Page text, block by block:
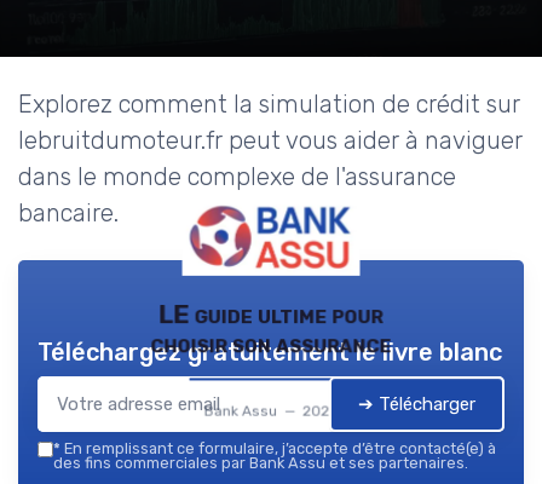
Explorez comment la simulation de crédit sur
lebruitdumoteur.fr peut vous aider à naviguer
dans le monde complexe de l'assurance
bancaire.
LE guide ultime pour
choisir son assurance
Bank Assu — 2026
Téléchargez gratuitement le livre blanc
➔ Télécharger
* En remplissant ce formulaire, j’accepte d’être contacté(e) à
des fins commerciales par Bank Assu et ses partenaires.